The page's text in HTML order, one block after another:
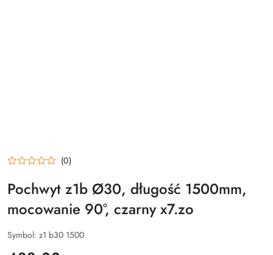
(0)
Pochwyt z1b Ø30, długość 1500mm,
mocowanie 90°, czarny x7.zo
Symbol: z1 b30 1500